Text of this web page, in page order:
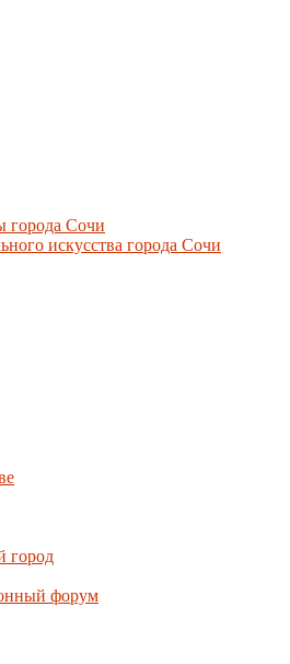
города Сочи
искусства города Сочи
город
форум